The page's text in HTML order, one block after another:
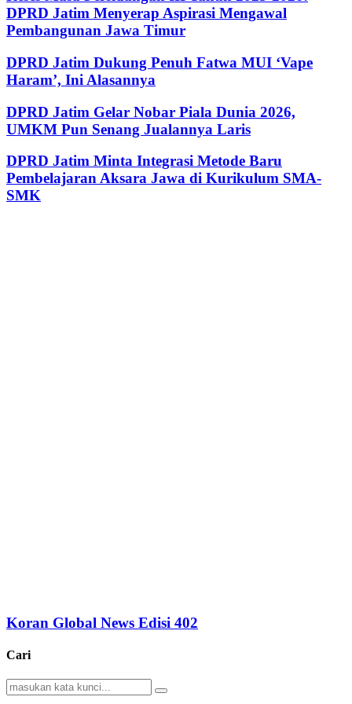
DPRD Jatim Menyerap Aspirasi Mengawal
Pembangunan Jawa Timur
DPRD Jatim Dukung Penuh Fatwa MUI ‘Vape
Haram’, Ini Alasannya
DPRD Jatim Gelar Nobar Piala Dunia 2026,
UMKM Pun Senang Jualannya Laris
DPRD Jatim Minta Integrasi Metode Baru
Pembelajaran Aksara Jawa di Kurikulum SMA-
SMK
Koran Global News Edisi 402
Cari
Search
for:
Search